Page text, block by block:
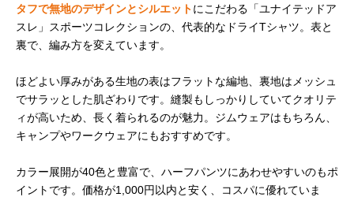
Amazonで見る
ワコール CW-X 機
JYURYU TOP
JAO395
涼しいメッシュ＆
肩を動かしやすい
構造
税込み6,188円
（Amazon）
楽天市場で見る
ル) プラクティスT
スーツ
HAP1205SP
おしゃれなセット
アップ
（楽天市場）
タフで無地のデザインとシルエットにこだわる「ユナイテッドア
スレ」スポーツコレクションの、代表的なドライTシャツ。表と
裏で、編み方を変えています。
ほどよい厚みがある生地の表はフラットな編地、裏地はメッシュ
でサラッとした肌ざわりです。縫製もしっかりしていてクオリテ
ィが高いため、長く着られるのが魅力。ジムウェアはもちろん、
キャンプやワークウェアにもおすすめです。
カラー展開が40色と豊富で、ハーフパンツにあわせやすいのもポ
イントです。価格が1,000円以内と安く、コスパに優れていま